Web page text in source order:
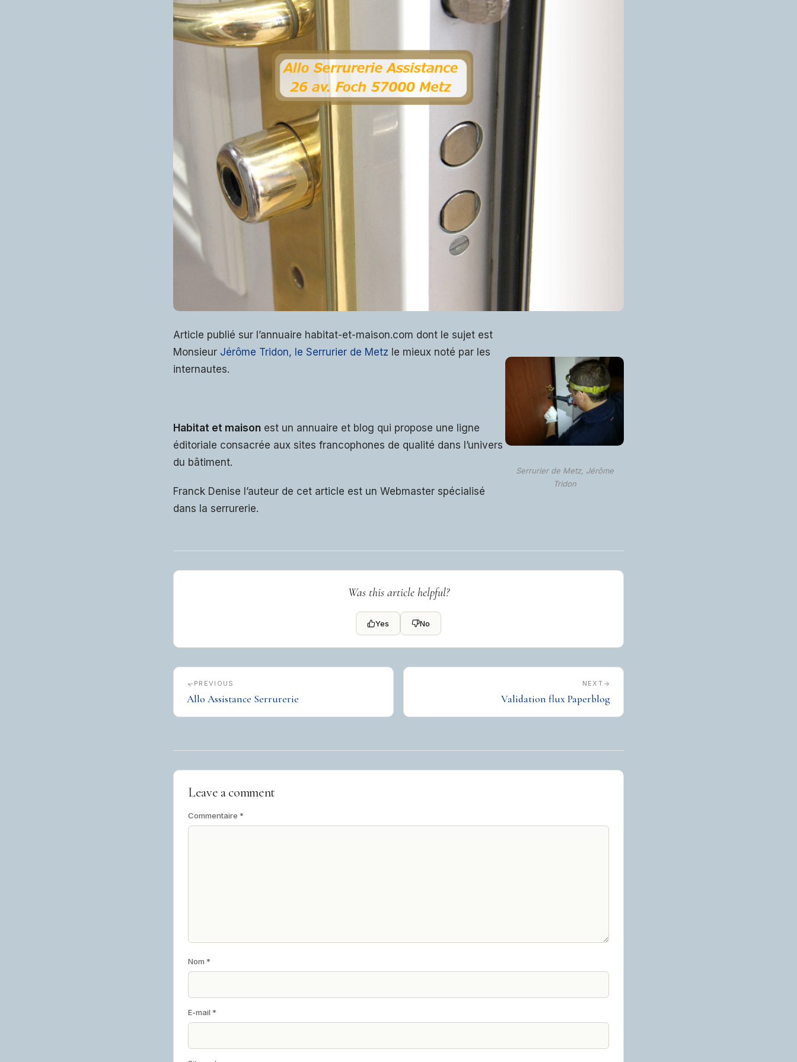
Serrurier de Metz, Jérôme
Tridon
Article publié sur l’annuaire habitat-et-maison.com dont le sujet est
Monsieur Jérôme Tridon, le Serrurier de Metz le mieux noté par les
internautes.
Habitat et maison est un annuaire et blog qui propose une ligne
éditoriale consacrée aux sites francophones de qualité dans l’univers
du bâtiment.
Franck Denise l’auteur de cet article est un Webmaster spécialisé
dans la serrurerie.
Was this article helpful?
Yes No
PREVIOUS
Allo Assistance Serrurerie
NEXT
Validation flux Paperblog
Leave a comment
Commentaire *
Nom *
E-mail *